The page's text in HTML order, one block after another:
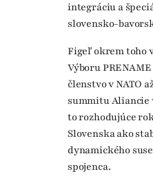
integráciu a
slovensko-
Figeľ okrem toho
Výboru
členstvo v NATO
summitu Aliancie
to rozhodujúce
Slovenska ako
dynamického
spojenca.